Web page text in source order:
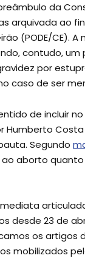
da
arquivada ao
(PODE/CE).
contudo,
por
caso de ser
de incluir
Humberto
Segundo
aborto
23 de
os artigos
mobilizados